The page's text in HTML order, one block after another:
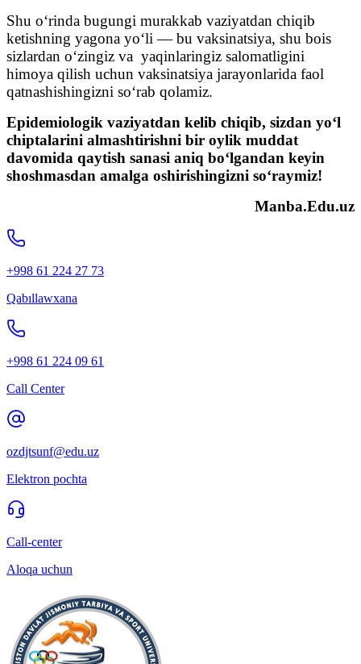
Shu oʻrinda bugungi murakkab vaziyatdan chiqib
ketishning yagona yoʻli — bu vaksinatsiya, shu bois
sizlardan oʻzingiz va yaqinlaringiz salomatligini
himoya qilish uchun vaksinatsiya jarayonlarida faol
qatnashishingizni soʻrab qolamiz.
Epidemiologik vaziyatdan kelib chiqib, sizdan yoʻl
chiptalarini almashtirishni bir oylik muddat
davomida qaytish sanasi aniq boʻlgandan keyin
shoshmasdan amalga oshirishingizni soʻraymiz!
Manba.Edu.uz
+998 61 224 27 73
Qabıllawxana
+998 61 224 09 61
Call Center
ozdjtsunf@edu.uz
Elektron pochta
Call-center
Aloqa uchun